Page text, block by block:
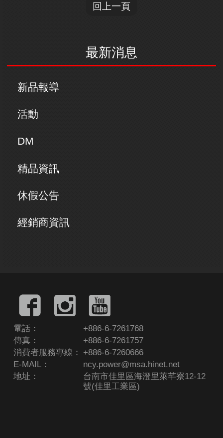
最新消息
新品報導
活動
DM
精品資訊
休假公告
經銷商資訊
回上一頁
電話：
+886-6-7261768
傳真：
+886-6-7261757
消費者服務專線：
+886-6-7260666
E-MAIL：
ncy.power@msa.hinet.net
地址：
台南市佳里區海澄里萊芊寮12-12
號(佳里工業區)